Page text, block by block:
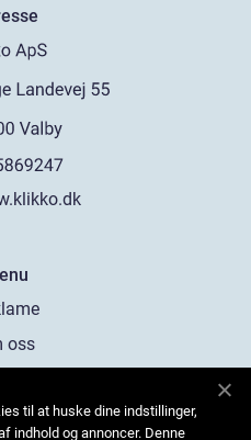
oss
Oss
til at huske dine indstillinger,
indhold og annoncer. Denne